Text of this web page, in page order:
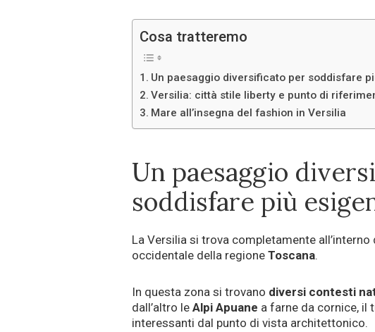
Cosa tratteremo
Un paesaggio diversificato per soddisfare
Versilia: città stile liberty e punto di
Mare all’insegna del fashion in Versilia
Un paesaggio
soddisfare più
La Versilia si trova completamente all’interno
occidentale della regione Toscana.
In questa zona si trovano diversi contesti
dall’altro le Alpi Apuane a farne da cornice, il
interessanti dal punto di vista architettonico.